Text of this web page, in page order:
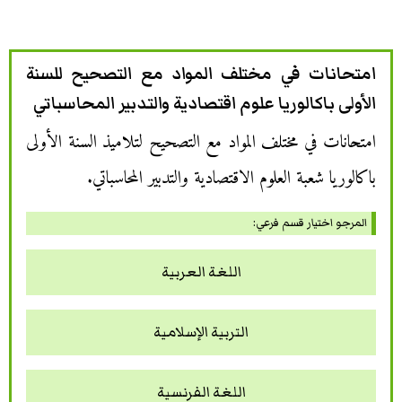
امتحانات في مختلف المواد مع التصحيح للسنة
الأولى باكالوريا علوم اقتصادية والتدبير المحاسباتي
امتحانات في مختلف المواد مع التصحيح لتلاميذ السنة الأولى
باكالوريا شعبة العلوم الاقتصادية والتدبير المحاسباتي.
المرجو اختيار قسم فرعي:
اللغة العربية
التربية الإسلامية
اللغة الفرنسية